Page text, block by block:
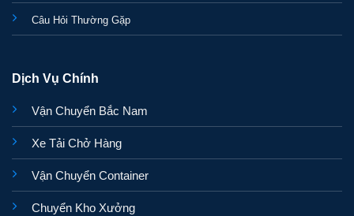
Câu Hỏi Thường Gặp
Dịch Vụ Chính
Vận Chuyển Bắc Nam
Xe Tải Chở Hàng
Vận Chuyển Container
Chuyển Kho Xưởng